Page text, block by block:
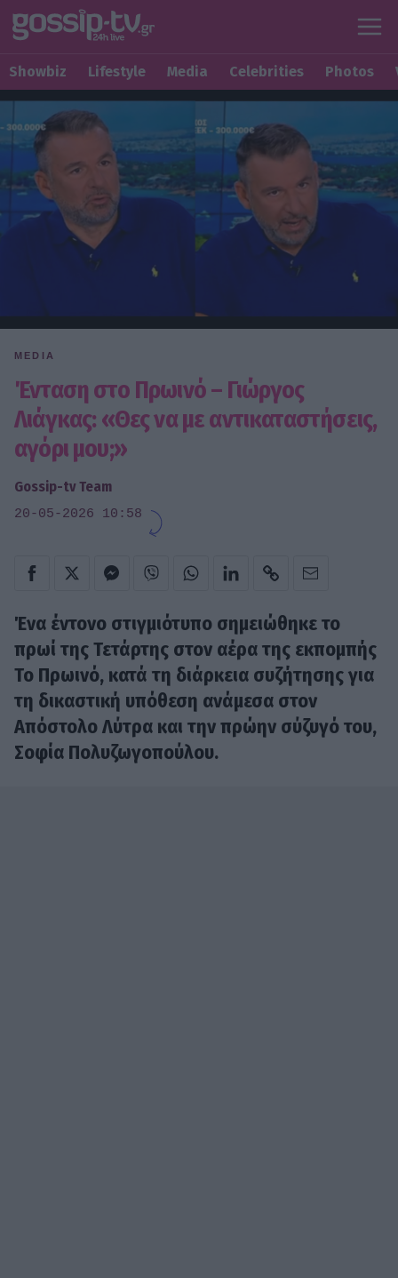
Showbiz Lifestyle Media Celebrities Photos
MEDIA
Ένταση στο Πρωινό – Γιώργος
Λιάγκας: «Θες να με αντικαταστήσεις,
αγόρι μου;»
Gossip-tv Team
20-05-2026 10:58
Ένα έντονο στιγμιότυπο σημειώθηκε το
πρωί της Τετάρτης στον αέρα της εκπομπής
Το Πρωινό, κατά τη διάρκεια συζήτησης για
τη δικαστική υπόθεση ανάμεσα στον
Απόστολο Λύτρα και την πρώην σύζυγό του,
Σοφία Πολυζωγοπούλου.